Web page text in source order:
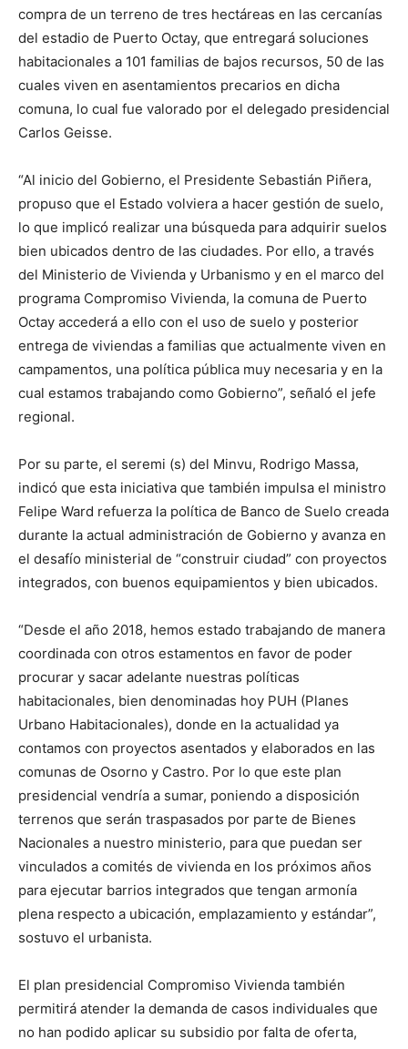
compra de un terreno de tres hectáreas en las cercanías
del estadio de Puerto Octay, que entregará soluciones
habitacionales a 101 familias de bajos recursos, 50 de las
cuales viven en asentamientos precarios en dicha
comuna, lo cual fue valorado por el delegado presidencial
Carlos Geisse.
“Al inicio del Gobierno, el Presidente Sebastián Piñera,
propuso que el Estado volviera a hacer gestión de suelo,
lo que implicó realizar una búsqueda para adquirir suelos
bien ubicados dentro de las ciudades. Por ello, a través
del Ministerio de Vivienda y Urbanismo y en el marco del
programa Compromiso Vivienda, la comuna de Puerto
Octay accederá a ello con el uso de suelo y posterior
entrega de viviendas a familias que actualmente viven en
campamentos, una política pública muy necesaria y en la
cual estamos trabajando como Gobierno”, señaló el jefe
regional.
Por su parte, el seremi (s) del Minvu, Rodrigo Massa,
indicó que esta iniciativa que también impulsa el ministro
Felipe Ward refuerza la política de Banco de Suelo creada
durante la actual administración de Gobierno y avanza en
el desafío ministerial de “construir ciudad” con proyectos
integrados, con buenos equipamientos y bien ubicados.
“Desde el año 2018, hemos estado trabajando de manera
coordinada con otros estamentos en favor de poder
procurar y sacar adelante nuestras políticas
habitacionales, bien denominadas hoy PUH (Planes
Urbano Habitacionales), donde en la actualidad ya
contamos con proyectos asentados y elaborados en las
comunas de Osorno y Castro. Por lo que este plan
presidencial vendría a sumar, poniendo a disposición
terrenos que serán traspasados por parte de Bienes
Nacionales a nuestro ministerio, para que puedan ser
vinculados a comités de vivienda en los próximos años
para ejecutar barrios integrados que tengan armonía
plena respecto a ubicación, emplazamiento y estándar”,
sostuvo el urbanista.
El plan presidencial Compromiso Vivienda también
permitirá atender la demanda de casos individuales que
no han podido aplicar su subsidio por falta de oferta,